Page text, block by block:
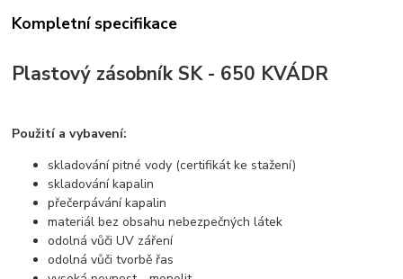
Kompletní specifikace
Plastový zásobník SK - 650 KVÁDR
Použití a vybavení:
skladování pitné vody (certifikát ke stažení)
skladování kapalin
přečerpávání kapalin
materiál bez obsahu nebezpečných látek
odolná vůči UV záření
odolná vůči tvorbě řas